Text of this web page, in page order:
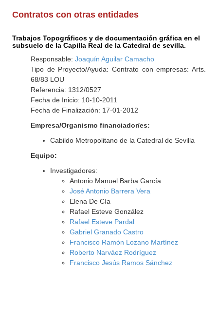
Contratos con otras entidades
Trabajos Topográficos y de documentación gráfica en el
subsuelo de la Capilla Real de la Catedral de sevilla.
Responsable: Joaquín Aguilar Camacho
Tipo de Proyecto/Ayuda: Contrato con empresas: Arts.
68/83 LOU
Referencia: 1312/0527
Fecha de Inicio: 10-10-2011
Fecha de Finalización: 17-01-2012
Empresa/Organismo financiador/es:
Cabildo Metropolitano de la Catedral de Sevilla
Equipo:
Investigadores:
Antonio Manuel Barba García
José Antonio Barrera Vera
Elena De Cía
Rafael Esteve González
Rafael Esteve Pardal
Gabriel Granado Castro
Francisco Ramón Lozano Martínez
Roberto Narváez Rodríguez
Francisco Jesús Ramos Sánchez